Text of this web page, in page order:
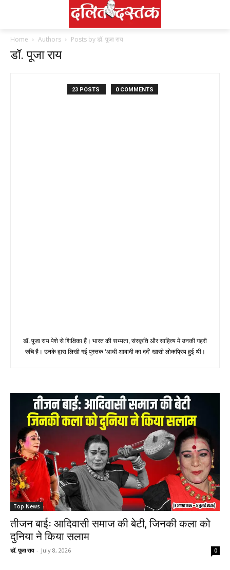
Home Authors Posts by डॉ. पूजा राय
डॉ. पूजा राय
23 POSTS 0 COMMENTS
डॉ. पूजा राय पेशे से शिक्षिका हैं। भारत की सभ्यता, संस्कृति और साहित्य में उनकी गहरी
रुचि है। उनके द्वारा लिखी गई पुस्तक 'आधी आबादी का दर्द' खासी लोकप्रिय हुई थी।
Top News
तीजन बाईः आदिवासी समाज की बेटी, जिनकी कला को
दुनिया ने किया सलाम
डॉ. पूजा राय - July 8, 2026 0